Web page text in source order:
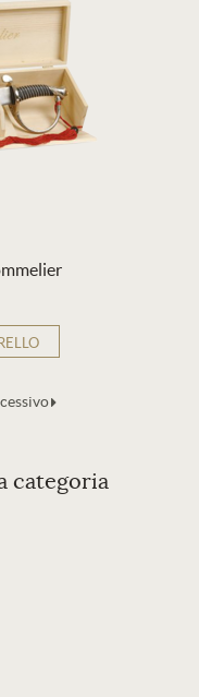
categoria